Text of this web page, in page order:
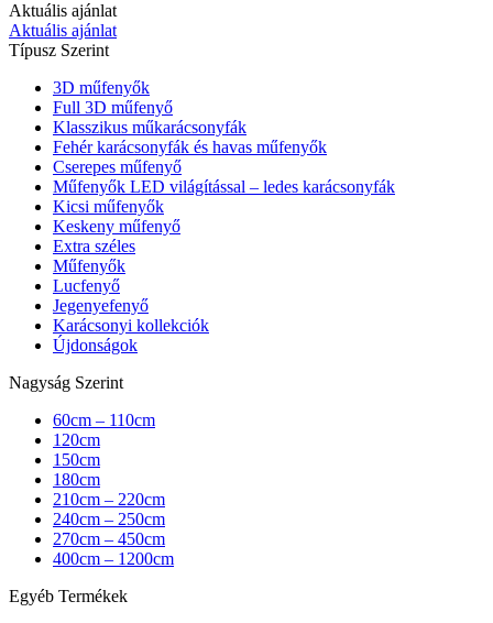
Aktuális ajánlat
Aktuális ajánlat
Típusz Szerint
3D műfenyők
Full 3D műfenyő
Klasszikus műkarácsonyfák
Fehér karácsonyfák és havas műfenyők
Cserepes műfenyő
Műfenyők LED világítással – ledes karácsonyfák
Kicsi műfenyők
Keskeny műfenyő
Extra széles
Műfenyők
Lucfenyő
Jegenyefenyő
Karácsonyi kollekciók
Újdonságok
Nagyság Szerint
60cm – 110cm
120cm
150cm
180cm
210cm – 220cm
240cm – 250cm
270cm – 450cm
400cm – 1200cm
Egyéb Termékek